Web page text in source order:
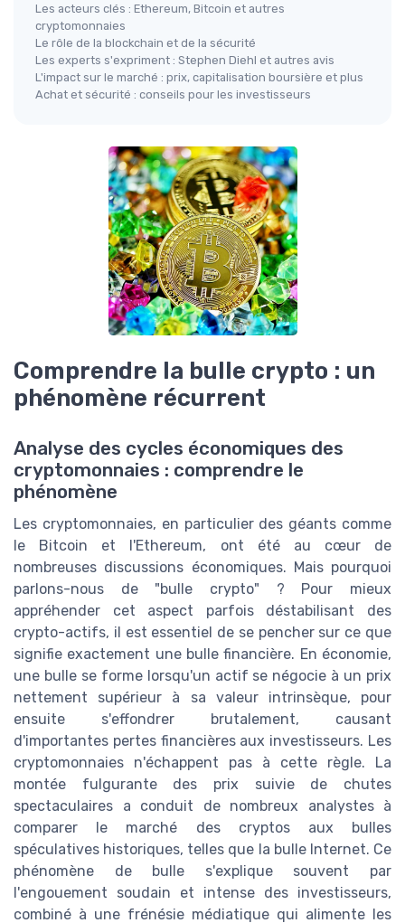
Les acteurs clés : Ethereum, Bitcoin et autres
cryptomonnaies
Le rôle de la blockchain et de la sécurité
Les experts s'expriment : Stephen Diehl et autres avis
L'impact sur le marché : prix, capitalisation boursière et plus
Achat et sécurité : conseils pour les investisseurs
Comprendre la bulle crypto : un
phénomène récurrent
Analyse des cycles économiques des
cryptomonnaies : comprendre le
phénomène
Les cryptomonnaies, en particulier des géants comme
le Bitcoin et l'Ethereum, ont été au cœur de
nombreuses discussions économiques. Mais pourquoi
parlons-nous de "bulle crypto" ? Pour mieux
appréhender cet aspect parfois déstabilisant des
crypto-actifs, il est essentiel de se pencher sur ce que
signifie exactement une bulle financière. En économie,
une bulle se forme lorsqu'un actif se négocie à un prix
nettement supérieur à sa valeur intrinsèque, pour
ensuite s'effondrer brutalement, causant
d'importantes pertes financières aux investisseurs. Les
cryptomonnaies n'échappent pas à cette règle. La
montée fulgurante des prix suivie de chutes
spectaculaires a conduit de nombreux analystes à
comparer le marché des cryptos aux bulles
spéculatives historiques, telles que la bulle Internet. Ce
phénomène de bulle s'explique souvent par
l'engouement soudain et intense des investisseurs,
combiné à une frénésie médiatique qui alimente les